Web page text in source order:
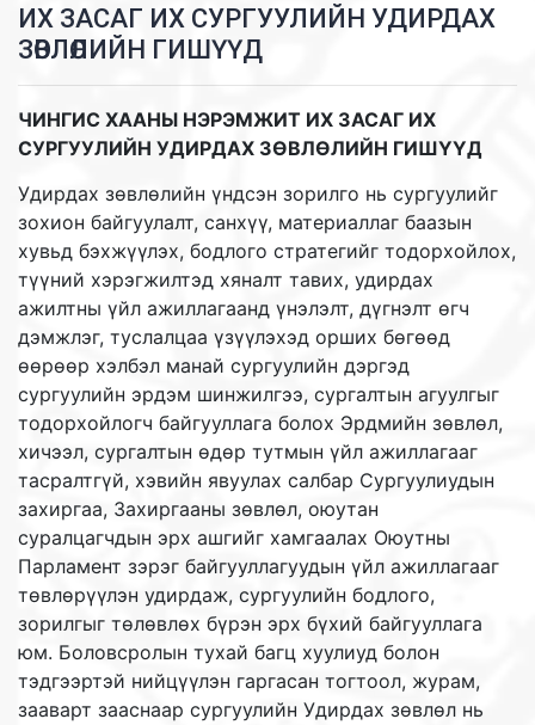
ИХ ЗАСАГ ИХ СУРГУУЛИЙН УДИРДАХ
ЗӨВЛӨЛИЙН ГИШҮҮД
ЧИНГИС ХААНЫ НЭРЭМЖИТ ИХ ЗАСАГ ИХ
СУРГУУЛИЙН УДИРДАХ ЗӨВЛӨЛИЙН ГИШҮҮД
Удирдах зөвлөлийн үндсэн зорилго нь сургуулийг
зохион байгуулалт, санхүү, материаллаг баазын
хувьд бэхжүүлэх, бодлого стратегийг тодорхойлох,
түүний хэрэгжилтэд хяналт тавих, удирдах
ажилтны үйл ажиллагаанд үнэлэлт, дүгнэлт өгч
дэмжлэг, туслалцаа үзүүлэхэд орших бөгөөд
өөрөөр хэлбэл манай сургуулийн дэргэд
сургуулийн эрдэм шинжилгээ, сургалтын агуулгыг
тодорхойлогч байгууллага болох Эрдмийн зөвлөл,
хичээл, сургалтын өдөр тутмын үйл ажиллагааг
тасралтгүй, хэвийн явуулах салбар Сургуулиудын
захиргаа, Захиргааны зөвлөл, оюутан
суралцагчдын эрх ашгийг хамгаалах Оюутны
Парламент зэрэг байгууллагуудын үйл ажиллагааг
төвлөрүүлэн удирдаж, сургуулийн бодлого,
зорилгыг төлөвлөх бүрэн эрх бүхий байгууллага
юм. Боловсролын тухай багц хуулиуд болон
тэдгээртэй нийцүүлэн гаргасан тогтоол, журам,
зааварт зааснаар сургуулийн Удирдах зөвлөл нь